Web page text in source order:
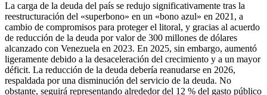
La carga de la deuda del país se redujo significativamente tras la
reestructuración del «superbono» en un «bono azul» en 2021, a
cambio de compromisos para proteger el litoral, y gracias al acuerdo
de reducción de la deuda por valor de 300 millones de dólares
alcanzado con Venezuela en 2023. En 2025, sin embargo, aumentó
ligeramente debido a la desaceleración del crecimiento y a un mayor
déficit. La reducción de la deuda debería reanudarse en 2026,
respaldada por una disminución del servicio de la deuda. No
obstante, seguirá representando alrededor del 12 % del gasto público